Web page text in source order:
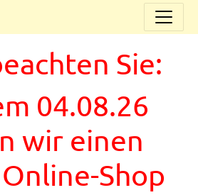
Sie:
04.08.26
wir einen
Shop